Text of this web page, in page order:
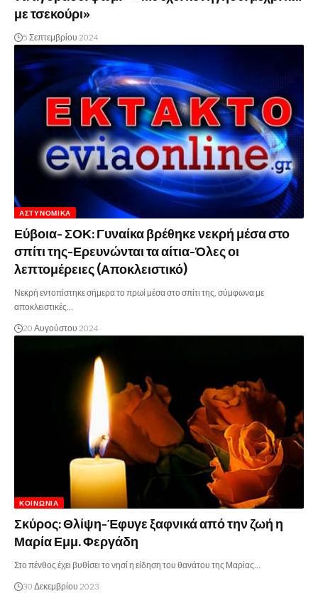
με τσεκούρι»
5 Σεπτεμβρίου 2024
ΑΣΤΥΝΟΜΙΚΆ
Εύβοια- ΣΟΚ: Γυναίκα βρέθηκε νεκρή μέσα στο
σπίτι της-Ερευνώνται τα αίτια-Όλες οι
λεπτομέρειες (Αποκλειστικό)
Νεκρή εντοπίστηκε σήμερα το πρωί μέσα στο σπίτι της, σύμφωνα με
αποκλειστικές…
20 Αυγούστου 2024
ΚΟΙΝΩΝΊΑ
Σκύρος: Θλίψη-Έφυγε ξαφνικά από την ζωή η
Μαρία Εμμ. Φεργάδη
Στο πένθος έχει βυθίσει το νησί η είδηση του θανάτου της Μαρίας…
30 Δεκεμβρίου 2023